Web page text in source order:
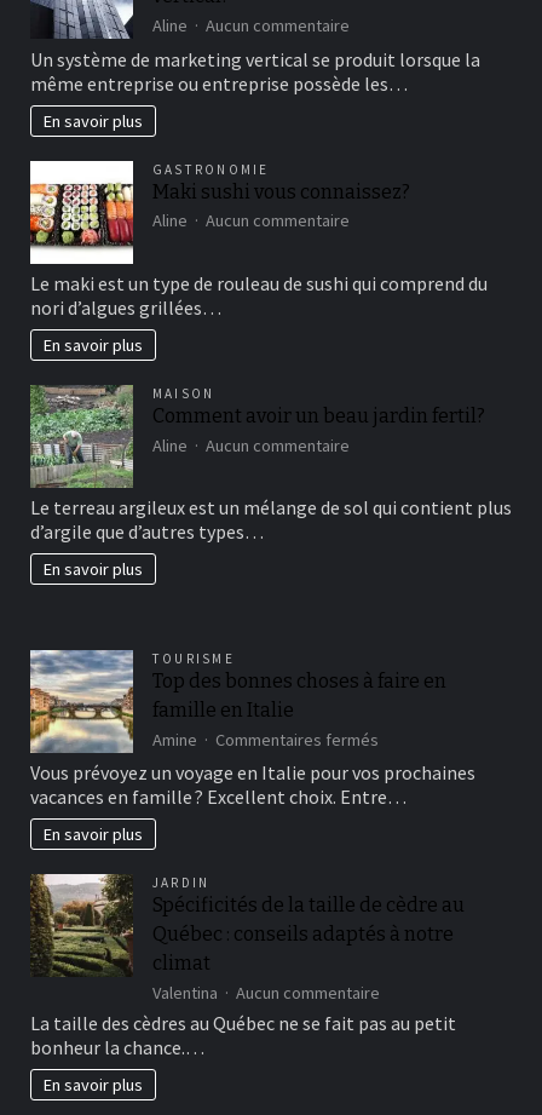
Aline Aucun commentaire
fonctionne
le
Un système de marketing vertical se produit lorsque la
même entreprise ou entreprise possède les…
En savoir plus
GASTRONOMIE
Maki sushi vous connaissez?
Aline Aucun commentaire
vous
Le maki est un type de rouleau de sushi qui comprend du
nori d’algues grillées…
En savoir plus
MAISON
Comment avoir un beau jardin fertil?
Aline Aucun commentaire
un
Le terreau argileux est un mélange de sol qui contient plus
d’argile que d’autres types…
En savoir plus
TOURISME
Top des bonnes choses à faire en
famille en Italie
Amine Commentaires fermés
des
bonnes
famille
en
Vous prévoyez un voyage en Italie pour vos prochaines
vacances en famille ? Excellent choix. Entre…
En savoir plus
JARDIN
Spécificités de la taille de cèdre au
Québec : conseils adaptés à notre
climat
Valentina Aucun commentaire
Spécificités
de
La taille des cèdres au Québec ne se fait pas au petit
bonheur la chance.…
En savoir plus